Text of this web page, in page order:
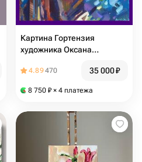
Картина Гортензия
художника Оксана
60/60
4.89470 35 000₽
8 750 ₽ × 4 платежа